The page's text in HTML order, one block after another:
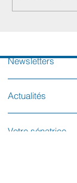
Newsletters
Actualités
Votre sénatrice